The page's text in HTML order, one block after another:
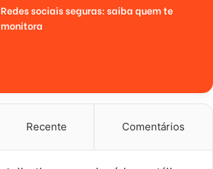
Redes sociais seguras: saiba quem te
monitora
Recente Comentários